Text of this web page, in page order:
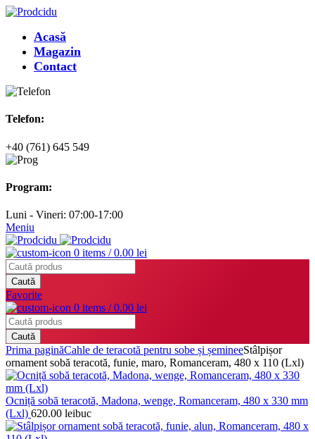
Acasă
Magazin
Contact
Telefon:
+40 (761) 645 549
Program:
Luni - Vineri: 07:00-17:00
Meniu
0 items / 0.00 lei
Caută
Favorite
0 items / 0.00 lei
Caută
Prima paginăCahle de teracotă pentru sobe și șemineeStâlpișor
ornament sobă teracotă, funie, maro, Romanceram, 480 x 110 (Lxl)
Ocniță sobă teracotă, Madona, wenge, Romanceram, 480 x 330 mm
(Lxl) 620.00 leibuc